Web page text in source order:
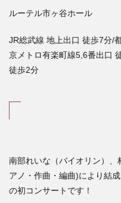
ルーテル市ヶ谷ホール
JR総武線 地上出口 徒歩7分/
京メトロ有楽町線5,6番出口
徒歩2分
南部れいな（バイオリン）
アノ・作曲・編曲)により結
の初コンサートです！